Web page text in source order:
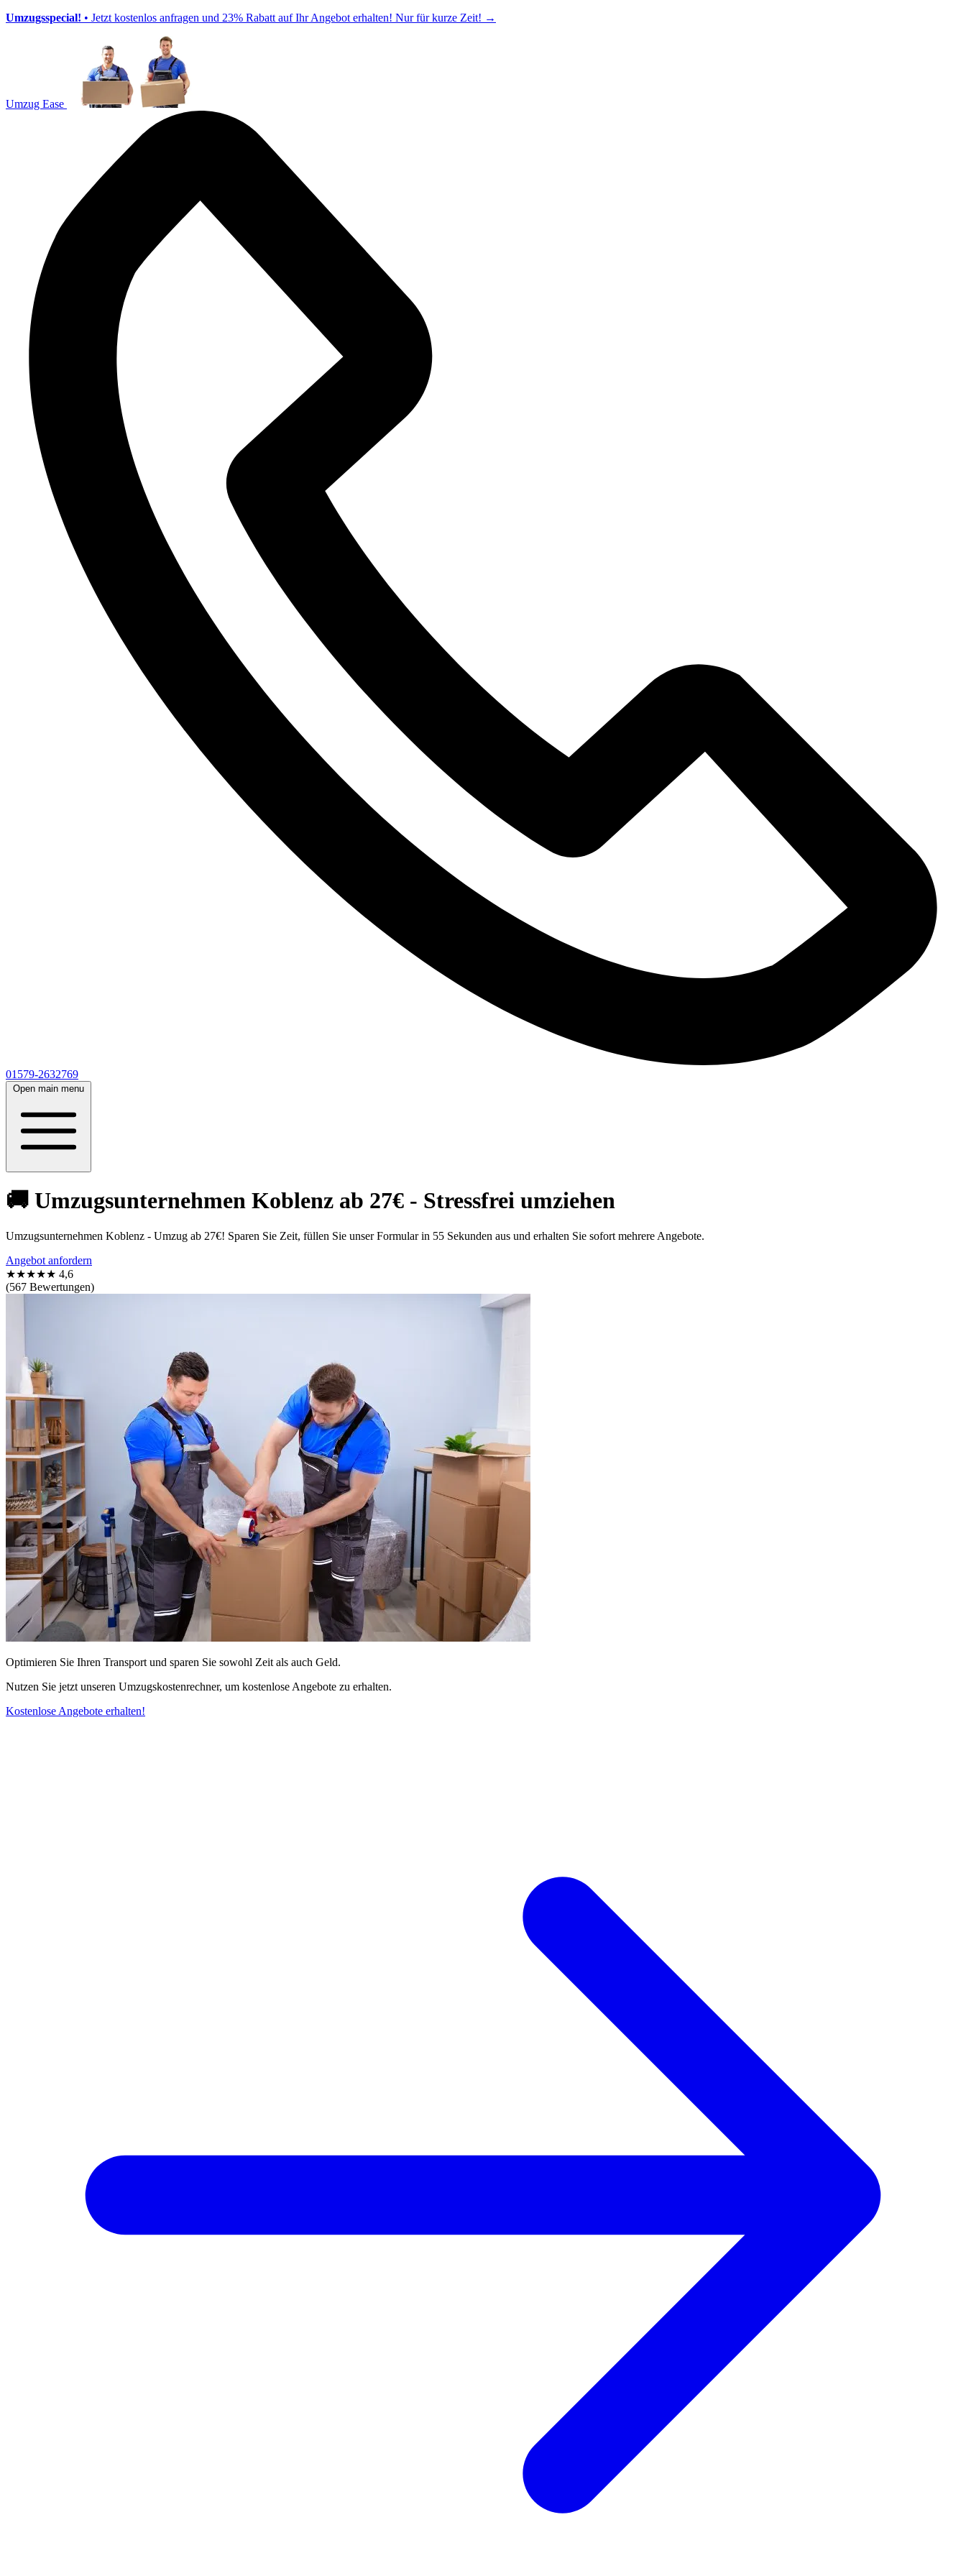
Umzugsspecial! • Jetzt kostenlos anfragen und 23% Rabatt auf Ihr Angebot erhalten! Nur für kurze Zeit! →
Umzug Ease
01579-2632769
Open main menu
🚚 Umzugsunternehmen Koblenz ab 27€ - Stressfrei umziehen
Umzugsunternehmen Koblenz - Umzug ab 27€! Sparen Sie Zeit, füllen Sie unser Formular in 55 Sekunden aus und erhalten Sie sofort mehrere Angebote.
Angebot anfordern
★★★★★ 4,6
(567 Bewertungen)
Optimieren Sie Ihren Transport und sparen Sie sowohl Zeit als auch Geld.
Nutzen Sie jetzt unseren Umzugskostenrechner, um kostenlose Angebote zu erhalten.
Kostenlose Angebote erhalten!